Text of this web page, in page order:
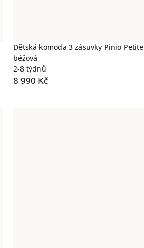
Dětská komoda 3 zásuvky Pinio Petite
béžová
2-8 týdnů
8 990 Kč